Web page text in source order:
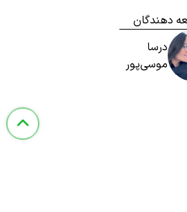
دهندگان
درسا
موسی‌پور